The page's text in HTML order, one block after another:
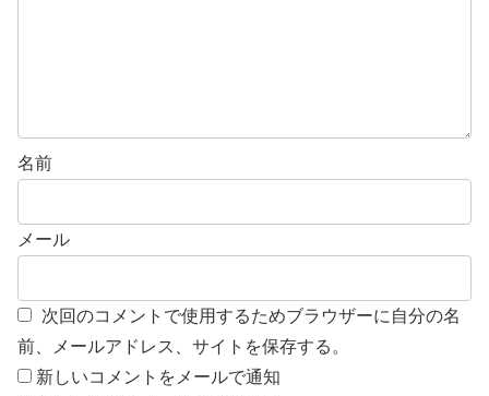
名前
メール
次回のコメントで使用するためブラウザーに自分の名
前、メールアドレス、サイトを保存する。
新しいコメントをメールで通知